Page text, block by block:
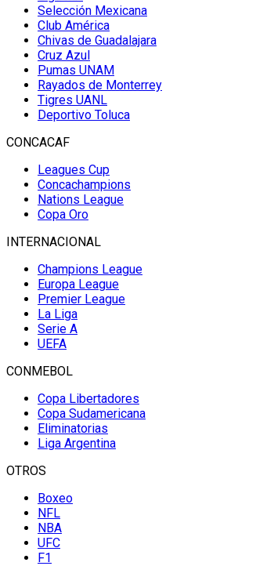
Selección Mexicana
Club América
Chivas de Guadalajara
Cruz Azul
Pumas UNAM
Rayados de Monterrey
Tigres UANL
Deportivo Toluca
CONCACAF
Leagues Cup
Concachampions
Nations League
Copa Oro
INTERNACIONAL
Champions League
Europa League
Premier League
La Liga
Serie A
UEFA
CONMEBOL
Copa Libertadores
Copa Sudamericana
Eliminatorias
Liga Argentina
OTROS
Boxeo
NFL
NBA
UFC
F1